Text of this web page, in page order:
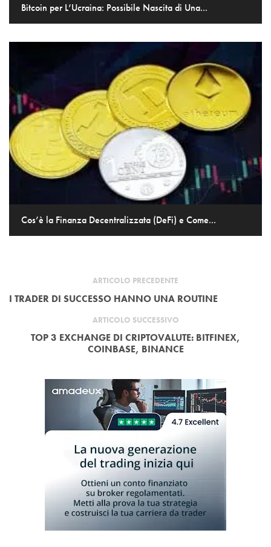
Bitcoin per L’Ucraina: Possibile Nascita di Una...
Cos’è la Finanza Decentralizzata (DeFi) e Come...
ARTICOLO PRECEDENTE
I TRADER DI SUCCESSO HANNO UNA ROUTINE
ARTICOLO SUCCESSIVO
TOP 3 EXCHANGE DI CRIPTOVALUTE: BITFINEX,
COINBASE, BINANCE